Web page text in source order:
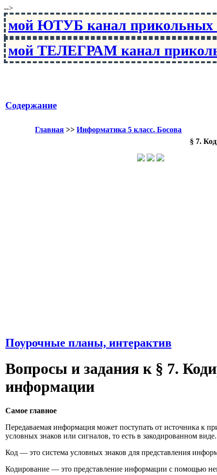
-->
мой ЮТУБ канал
мой ТЕЛЕГРАМ канал
Содержание
Главная >>Информатика 5 класс. Босова
§ 7.
Поурочные планы, интерактив
Вопросы и задания к § 7.
информации
Самое главное
Передаваемая информация может поступать от источника к
условных знаков или сигналов, то есть в закодированном виде.
Код — это система условных знаков для представления
Кодирование — это представление информации с помощью